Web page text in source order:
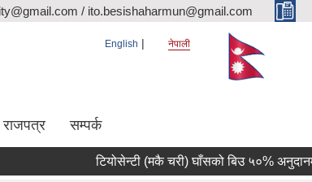
/ ito.besishaharmun@gmail.com
English नेपाली
राजपत्र सम्पर्क
टियोसेन्टी (मकै चरी) घाँसको बिउ ५०% अनुदानमा